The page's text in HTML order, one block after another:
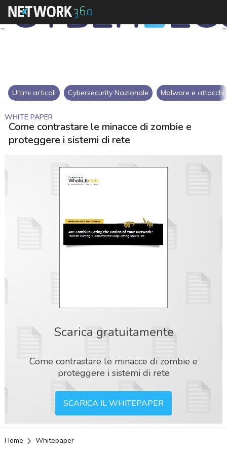
Ultimi articoli Cybersecurity Nazionale Malware e attacchi
WHITE PAPER
Come contrastare le minacce di zombie e
proteggere i sistemi di rete
Scarica gratuitamente
Come contrastare le minacce di zombie e
proteggere i sistemi di rete
SCARICA IL WHITEPAPER
Home Whitepaper